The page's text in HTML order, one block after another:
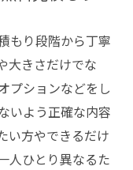
もり段階から丁寧
大きさだけでな
プションなどをし
いよう正確な内容
い方やできるだけ
人ひとり異なるた
ら